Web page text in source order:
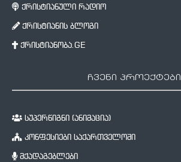
ქრისტიანული რადიო
ქრისტიანის ბლოგი
ქრისტიანობა.GE
ჩვენი პროექტები
სუპერწიგნი (ანიმაცია)
კონფესიები საქართველოში
მქადაგებლები